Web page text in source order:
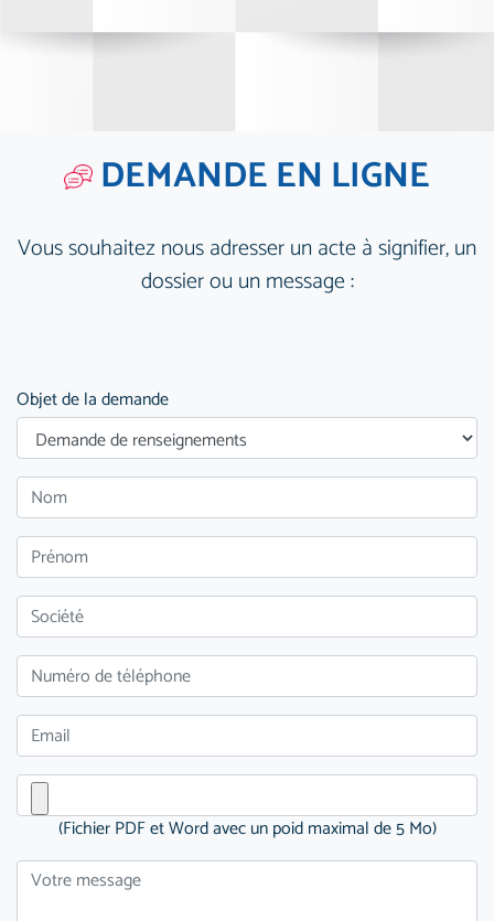
DEMANDE EN LIGNE
Vous souhaitez nous adresser un acte à signifier, un
dossier ou un message :
Objet de la demande
(Fichier PDF et Word avec un poid maximal de 5 Mo)